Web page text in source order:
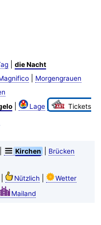
| die Nacht
|
Morgengrauen
| Lage
Tickets
Kirchen
Brücken
Nützlich
Wetter
Mailand